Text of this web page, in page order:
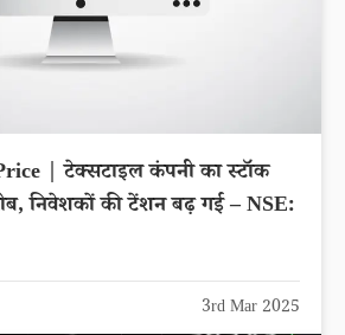
| टेक्सटाइल कंपनी का स्टॉक
निवेशकों की टेंशन बढ़ गई – NSE:
3rd Mar 2025